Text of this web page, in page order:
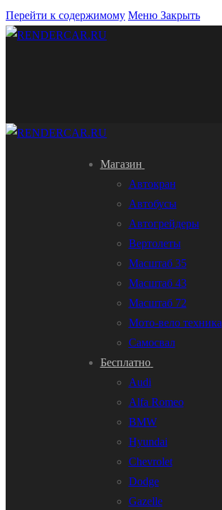
Перейти к содержимому Меню Закрыть
Магазин
Автокран
Автобусы
Автогрейдеры
Вертолеты
Масштаб 35
Масштаб 43
Масштаб 72
Мото-вело техника
Самосвал
Бесплатно
Audi
Alfa Romeo
BMW
Hyundai
Chevrolet
Dodge
Gazelle